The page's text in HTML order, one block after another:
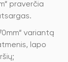
praverčia
variantą
lapo